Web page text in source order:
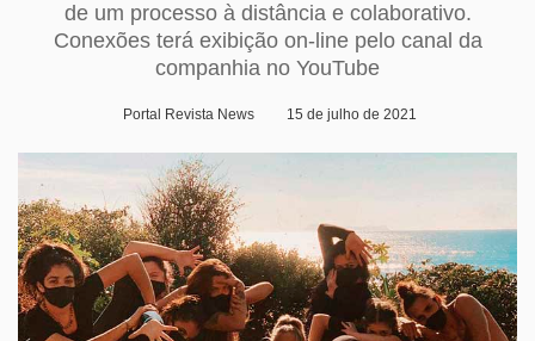
de um processo à distância e colaborativo.
Conexões terá exibição on-line pelo canal da
companhia no YouTube
Portal Revista News 15 de julho de 2021